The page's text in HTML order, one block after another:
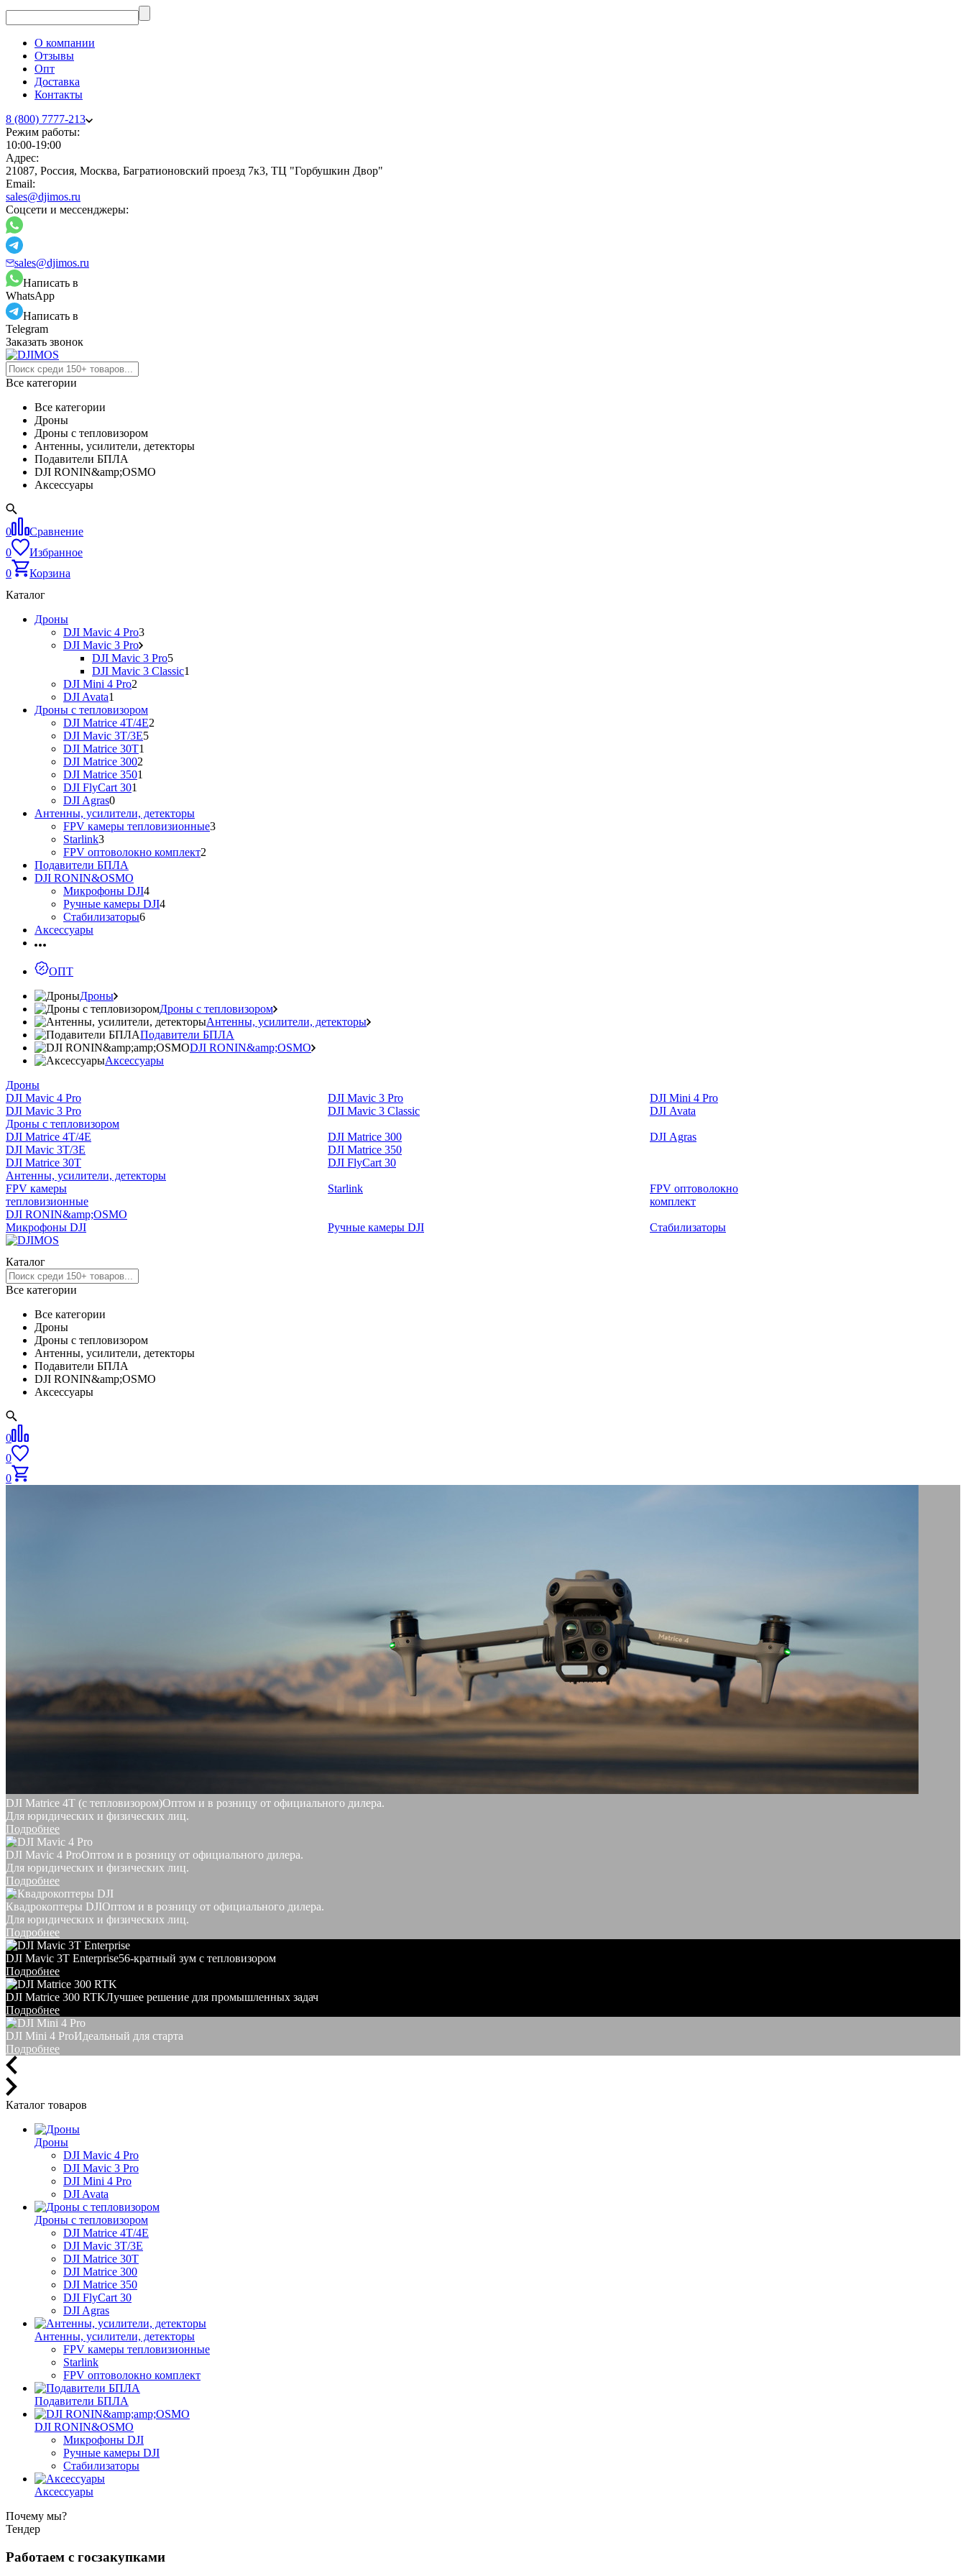
О компании
Отзывы
Опт
Доставка
Контакты
8 (800) 7777-213
Режим работы:
10:00-19:00
Адрес:
21087, Россия, Москва, Багратионовский проезд 7к3, ТЦ "Горбушкин Двор"
Email:
sales@djimos.ru
Соцсети и мессенджеры:
sales@djimos.ru
Написать в
WhatsApp
Написать в
Telegram
Заказать звонок
Все категории
Все категории
Дроны
Дроны с тепловизором
Антенны, усилители, детекторы
Подавители БПЛА
DJI RONIN&amp;OSMO
Аксессуары
0
Сравнение
0
Избранное
0
Корзина
Каталог
Дроны
DJI Mavic 4 Pro3
DJI Mavic 3 Pro
DJI Mavic 3 Pro5
DJI Mavic 3 Classic1
DJI Mini 4 Pro2
DJI Avata1
Дроны с тепловизором
DJI Matrice 4T/4E2
DJI Mavic 3T/3E5
DJI Matrice 30T1
DJI Matrice 3002
DJI Matrice 3501
DJI FlyCart 301
DJI Agras0
Антенны, усилители, детекторы
FPV камеры тепловизионные3
Starlink3
FPV оптоволокно комплект2
Подавители БПЛА
DJI RONIN&OSMO
Микрофоны DJI4
Ручные камеры DJI4
Стабилизаторы6
Аксессуары
ОПТ
Дроны
Дроны с тепловизором
Антенны, усилители, детекторы
Подавители БПЛА
DJI RONIN&amp;OSMO
Аксессуары
Дроны
DJI Mavic 4 Pro
DJI Mavic 3 Pro
DJI Mavic 3 Pro
DJI Mavic 3 Classic
DJI Mini 4 Pro
DJI Avata
Дроны с тепловизором
DJI Matrice 4T/4E
DJI Mavic 3T/3E
DJI Matrice 30T
DJI Matrice 300
DJI Matrice 350
DJI FlyCart 30
DJI Agras
Антенны, усилители, детекторы
FPV камеры
тепловизионные
Starlink
FPV оптоволокно
комплект
DJI RONIN&amp;OSMO
Микрофоны DJI
Ручные камеры DJI Стабилизаторы
Каталог
Все категории
Все категории
Дроны
Дроны с тепловизором
Антенны, усилители, детекторы
Подавители БПЛА
DJI RONIN&amp;OSMO
Аксессуары
0
0
0
DJI Matrice 4T (с тепловизором)Оптом и в розницу от официального дилера.
Для юридических и физических лиц.
Подробнее
DJI Mavic 4 ProОптом и в розницу от официального дилера.
Для юридических и физических лиц.
Подробнее
Квадрокоптеры DJIОптом и в розницу от официального дилера.
Для юридических и физических лиц.
Подробнее
DJI Mavic 3T Enterprise56-кратный зум с тепловизором
Подробнее
DJI Matrice 300 RTKЛучшее решение для промышленных задач
Подробнее
DJI Mini 4 ProИдеальный для старта
Подробнее
Каталог товаров
Дроны
DJI Mavic 4 Pro
DJI Mavic 3 Pro
DJI Mini 4 Pro
DJI Avata
Дроны с тепловизором
DJI Matrice 4T/4E
DJI Mavic 3T/3E
DJI Matrice 30T
DJI Matrice 300
DJI Matrice 350
DJI FlyCart 30
DJI Agras
Антенны, усилители, детекторы
FPV камеры тепловизионные
Starlink
FPV оптоволокно комплект
Подавители БПЛА
DJI RONIN&OSMO
Микрофоны DJI
Ручные камеры DJI
Стабилизаторы
Аксессуары
Почему мы?
Тендер
Работаем с госзакупками